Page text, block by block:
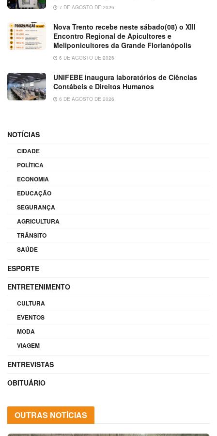
7 DE AGOSTO DE 2026
Nova Trento recebe neste sábado(08) o XIII
Encontro Regional de Apicultores e
Meliponicultores da Grande Florianópolis
6 DE AGOSTO DE 2026
UNIFEBE inaugura laboratórios de Ciências
Contábeis e Direitos Humanos
6 DE AGOSTO DE 2026
NOTÍCIAS
CIDADE
POLÍTICA
ECONOMIA
EDUCAÇÃO
SEGURANÇA
AGRICULTURA
TRÂNSITO
SAÚDE
ESPORTE
ENTRETENIMENTO
CULTURA
EVENTOS
MODA
VIAGEM
ENTREVISTAS
OBITUÁRIO
OUTRAS NOTÍCIAS